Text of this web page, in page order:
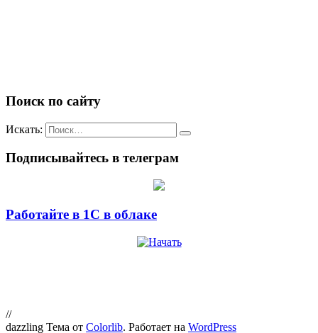
Поиск по сайту
Искать:
Подписывайтесь в телеграм
Работайте в 1С в облаке
//
dazzling Тема от Colorlib. Работает на WordPress